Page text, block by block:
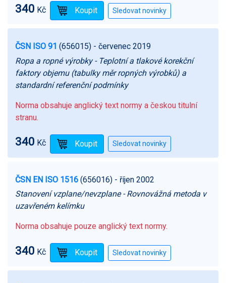
340 Kč
ČSN ISO 91 (656015) - červenec 2019
Ropa a ropné výrobky - Teplotní a tlakové korekční
faktory objemu (tabulky měr ropných výrobků) a
standardní referenční podmínky
Norma obsahuje anglický text normy a českou titulní
stranu.
340 Kč
ČSN EN ISO 1516 (656016) - říjen 2002
Stanovení vzplane/nevzplane - Rovnovážná metoda v
uzavřeném kelímku
Norma obsahuje pouze anglický text normy.
340 Kč